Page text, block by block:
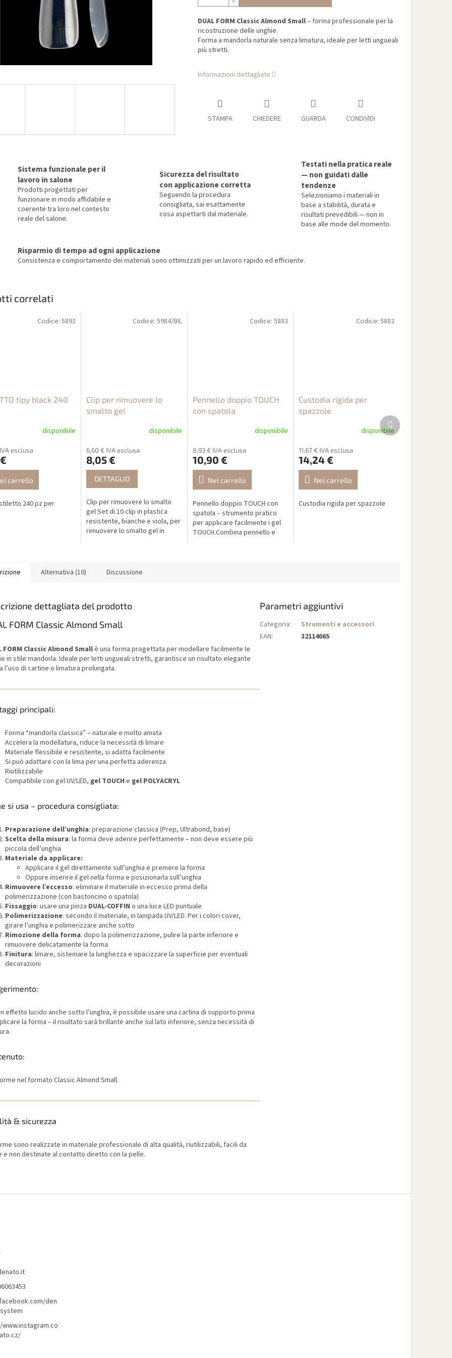
DUAL FORM Classic Almond Small– forma professionale per la
ricostruzione delle unghie.
Forma a mandorla naturale senza limatura, ideale per letti ungueali
più stretti.
Informazioni dettagliate
STAMPA CHIEDERE GUARDA CONDIVIDI
Sistema funzionale per il
lavoro in salone
Prodotti progettati per
funzionare in modo affidabile e
coerente tra loro nel contesto
reale del salone.
Sicurezza del risultato
con applicazione corretta
Seguendo la procedura
consigliata, sai esattamente
cosa aspettarti dal materiale.
Testati nella pratica reale
— non guidati dalle
tendenze
Selezioniamo i materiali in
base a stabilità, durata e
risultati prevedibili — non in
base alle mode del momento.
Risparmio di tempo ad ogni applicazione
Consistenza e comportamento dei materiali sono ottimizzati per un lavoro rapido ed efficiente.
correlati
tipy black 240
disponibile
esclusa
carrello
240 pz per
Codice: 5892
Clip per rimuovere lo
smalto gel
disponibile
6,60 € IVA esclusa
8,05 €
DETTAGLIO
Clip per rimuovere lo smalto
gel Set di 10 clip in plastica
resistente, bianche e viola, per
rimuovere lo smalto gel in
Codice: 5984/BIL
Pennello doppio TOUCH
con spatola
disponibile
8,93 € IVA esclusa
10,90 €
Nel carrello
Pennello doppio TOUCH con
spatola – strumento pratico
per applicare facilmente i gel
TOUCH.Combina pennello e
Codice:5883
Custodia rigida per
spazzole
disponibile
11,67 € IVA esclusa
14,24 €
Nel carrello
Custodia rigida per spazzole
Codice: 5882
Prodotto
successivo
Alternativa (10) Discussione
dettagliata del prodotto
FORM Classic Almond Small
FORM Classic Almond Smallè una forma progettata per modellare facilmente le
in stile mandorla. Ideale per letti ungueali stretti, garantisce un risultato elegante
l’uso di cartine o limatura prolungata.
principali:
Forma “mandorla classica” – naturale e molto amata
Accelera la modellatura, riduce la necessità di limare
Materiale flessibile e resistente, si adatta facilmente
Si può adattare con la lima per una perfetta aderenza
Riutilizzabile
Compatibile con gel UV/LED, gel TOUCH e gel POLYACRYL
si usa – procedura consigliata:
Preparazione dell’unghia: preparazione classica (Prep, Ultrabond, base)
Scelta della misura: la forma deve aderire perfettamente – non deve essere più
piccola dell’unghia
Materiale da applicare:
Applicare il gel direttamente sull’unghia e premere la forma
Oppure inserire il gel nella forma e posizionarla sull’unghia
Rimuovere l’eccesso: eliminare il materiale in eccesso prima della
polimerizzazione (con bastoncino o spatola)
Fissaggio: usare una pinza DUAL-COFFIN o una luce LED puntuale
Polimerizzazione: secondo il materiale, in lampada UV/LED. Per i colori cover,
girare l’unghia e polimerizzare anche sotto
Rimozione della forma: dopo la polimerizzazione, pulire la parte inferiore e
rimuovere delicatamente la forma
Finitura: limare, sistemare la lunghezza e opacizzare la superficie per eventuali
decorazioni
effetto lucido anche sotto l’unghia, è possibile usare una cartina di supporto prima
la forma – il risultato sarà brillante anche sul lato inferiore, senza necessità di
nel formato Classic Almond Small.
& sicurezza
sono realizzate in materiale professionale di alta qualità, riutilizzabili, facili da
e non destinate al contatto diretto con la pelle.
Parametri aggiuntivi
Categoria:
Strumenti e accessori
EAN: 32114065
den